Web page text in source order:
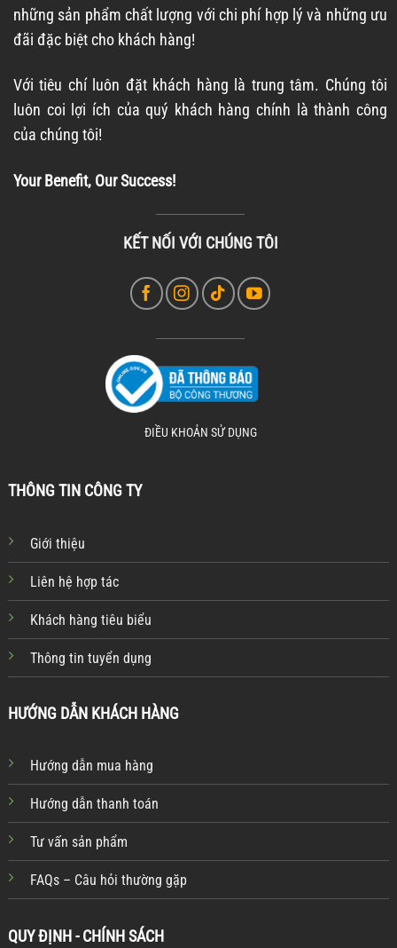
những sản phẩm chất lượng với chi phí hợp lý và những ưu
đãi đặc biệt cho khách hàng!
Với tiêu chí luôn đặt khách hàng là trung tâm. Chúng tôi
luôn coi lợi ích của quý khách hàng chính là thành công
của chúng tôi!
Your Benefit, Our Success!
KẾT NỐI VỚI CHÚNG TÔI
ĐIỀU KHOẢN SỬ DỤNG
THÔNG TIN CÔNG TY
Giới thiệu
Liên hệ hợp tác
Khách hàng tiêu biểu
Thông tin tuyển dụng
HƯỚNG DẪN KHÁCH HÀNG
Hướng dẫn mua hàng
Hướng dẫn thanh toán
Tư vấn sản phẩm
FAQs – Câu hỏi thường gặp
QUY ĐỊNH - CHÍNH SÁCH